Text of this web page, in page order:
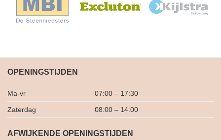
OPENINGSTIJDEN
Ma-vr 07:00 – 17:30
Zaterdag 08:00 – 14:00
AFWIJKENDE OPENINGSTIJDEN